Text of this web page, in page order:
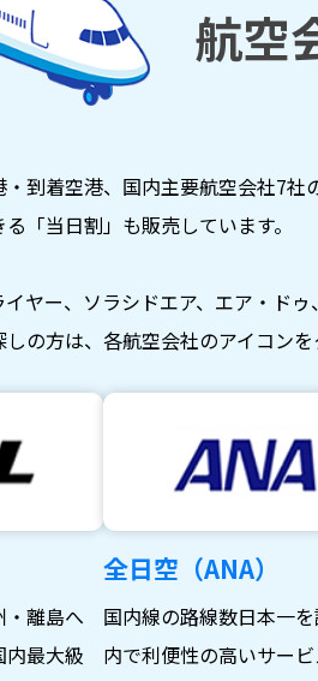
航空
到着空港、国内主要航空会社7社
「当日割」も販売しています。
ヤー、ソラシドエア、エア・ド
の方は、各航空会社のアイコン
・離島へ
内最大級
全日空（ANA）
国内線の路線数日本一
内で利便性の高いサー